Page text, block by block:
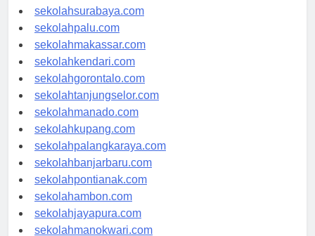
sekolahmataram.com
sekolahsurabaya.com
sekolahpalu.com
sekolahmakassar.com
sekolahkendari.com
sekolahgorontalo.com
sekolahtanjungselor.com
sekolahmanado.com
sekolahkupang.com
sekolahpalangkaraya.com
sekolahbanjarbaru.com
sekolahpontianak.com
sekolahambon.com
sekolahjayapura.com